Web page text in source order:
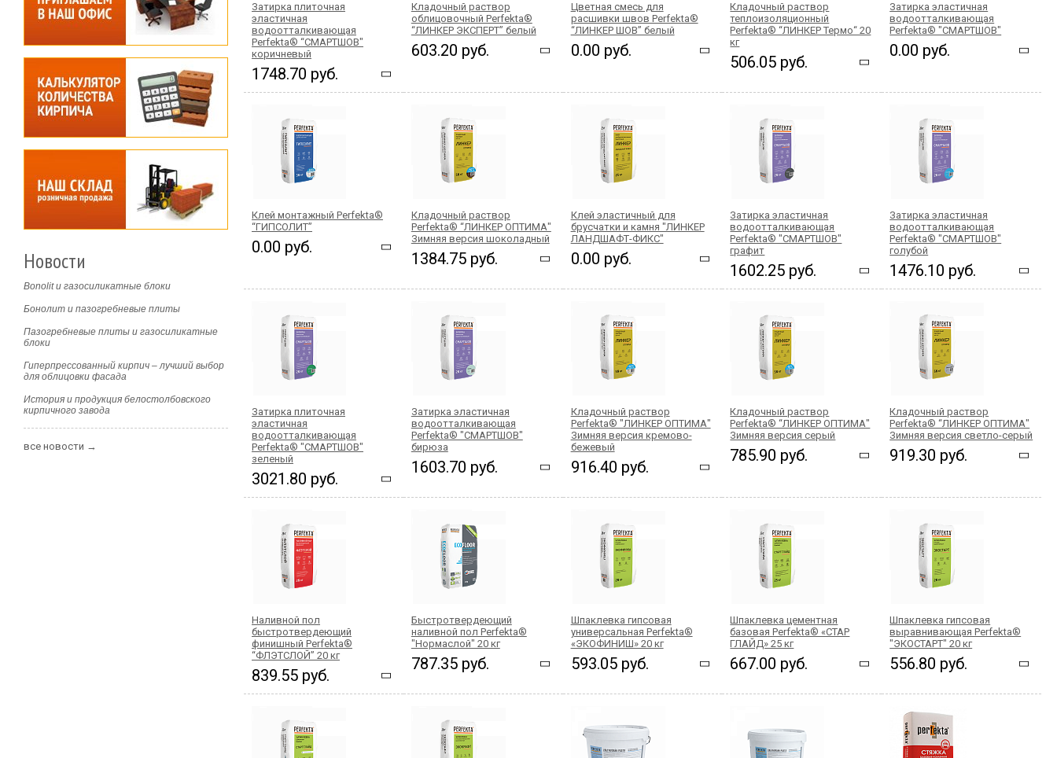
Затирка плиточная
эластичная
водоотталкивающая
Perfekta® “СМАРТШОВ"
коричневый
1748.70 руб.
Кладочный раствор
облицовочный Perfekta®
“ЛИНКЕР ЭКСПЕРТ” белый
603.20 руб.
Цветная смесь для
расшивки швов Perfekta®
“ЛИНКЕР ШОВ” белый
0.00 руб.
Кладочный раствор
теплоизоляционный
Perfekta® “ЛИНКЕР Термо“ 20
кг
506.05 руб.
Затирка эластичная
водоотталкивающая
Perfekta® "СМАРТШОВ"
0.00 руб.
Клей монтажный Perfekta®
“ГИПСОЛИТ”
0.00 руб.
Кладочный раствор
Perfekta® “ЛИНКЕР ОПТИМА"
Зимняя версия шоколадный
1384.75 руб.
Клей эластичный для
брусчатки и камня "ЛИНКЕР
ЛАНДШАФТ-ФИКС"
0.00 руб.
Затирка эластичная
водоотталкивающая
Perfekta® "СМАРТШОВ"
графит
1602.25 руб.
Затирка эластичная
водоотталкивающая
Perfekta® "СМАРТШОВ"
голубой
1476.10 руб.
Затирка плиточная
эластичная
водоотталкивающая
Perfekta® "СМАРТШОВ"
зеленый
3021.80 руб.
Затирка эластичная
водоотталкивающая
Perfekta® "СМАРТШОВ"
бирюза
1603.70 руб.
Кладочный раствор
Perfekta® "ЛИНКЕР ОПТИМА"
Зимняя версия кремово-
бежевый
916.40 руб.
Кладочный раствор
Perfekta® “ЛИНКЕР ОПТИМА"
Зимняя версия серый
785.90 руб.
Кладочный раствор
Perfekta® “ЛИНКЕР ОПТИМА"
Зимняя версия светло-серый
919.30 руб.
Наливной пол
быстротвердеющий
финишный Perfekta®
“ФЛЭТСЛОЙ” 20 кг
839.55 руб.
Быстротвердеющий
наливной пол Perfekta®
"Нормаслой" 20 кг
787.35 руб.
Шпаклевка гипсовая
универсальная Perfekta®
«ЭКОФИНИШ» 20 кг
593.05 руб.
Шпаклевка цементная
базовая Perfekta® «СТАР
ГЛАЙД» 25 кг
667.00 руб.
Шпаклевка гипсовая
выравнивающая Perfekta®
"ЭКОСТАРТ" 20 кг
556.80 руб.
Новости
Bonolit и газосиликатные блоки
Бонолит и пазогребневые плиты
Пазогребневые плиты и газосиликатные
блоки
Гиперпрессованный кирпич – лучший выбор
для облицовки фасада
История и продукция белостолбовского
кирпичного завода
все новости →